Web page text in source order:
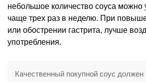
небольшое количество соуса можно
чаще трех раз в неделю. При
или обострении гастрита, лучше
употребления.
Качественный покупной соус должен